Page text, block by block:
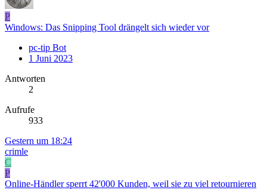
P
Windows: Das Snipping Tool drängelt sich wieder vor
pc-tip Bot
1 Juni 2023
Antworten
2
Aufrufe
933
Gestern um 18:24
crimle
C
P
Online-Händler sperrt 42'000 Kunden, weil sie zu viel retournieren